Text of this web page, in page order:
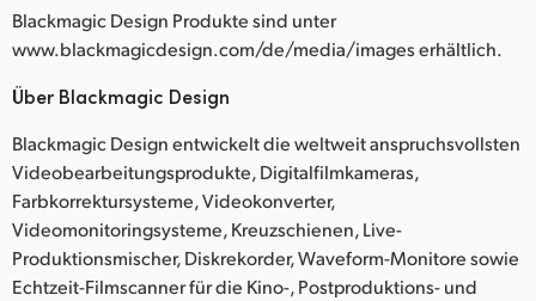
Blackmagic Design Produkte sind unter
www.blackmagicdesign.com/de/media/images erhältlich.
Über Blackmagic Design
Blackmagic Design entwickelt die weltweit anspruchsvollsten
Videobearbeitungsprodukte, Digitalfilmkameras,
Farbkorrektursysteme, Videokonverter,
Videomonitoringsysteme, Kreuzschienen, Live-
Produktionsmischer, Diskrekorder, Waveform-Monitore sowie
Echtzeit-Filmscanner für die Kino-, Postproduktions- und